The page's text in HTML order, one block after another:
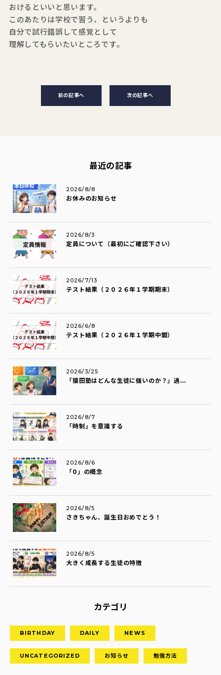
おけるといいと思います。
このあたりは学校で習う、というよりも
自分で試行錯誤して感覚として
理解してもらいたいところです。
前の記事へ 次の記事へ
最近の記事
お休みのお知らせ
2026/8/8
定員について（最初にご確認下さい）
2026/8/3
テスト結果（２０２６年１学期期末）
2026/7/13
テスト結果（２０２６年１学期中間）
2026/6/8
「猿田塾はどんな生徒に強いのか？」過...
2026/3/25
「時制」を意識する
2026/8/7
「0」の概念
2026/8/6
さきちゃん、誕生日おめでとう！
2026/8/5
大きく成長する生徒の特徴
2026/8/5
カテゴリ
BIRTHDAY DAILY NEWS
UNCATEGORIZED お知らせ 勉強方法